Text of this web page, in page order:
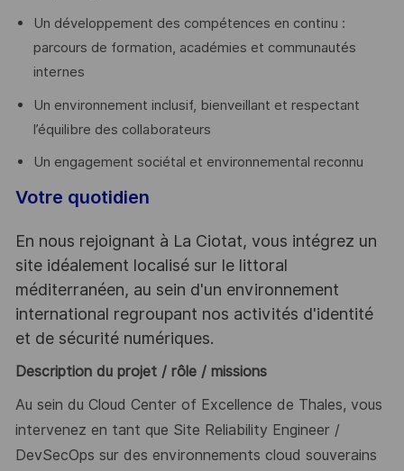
Un développement des compétences en continu :
parcours de formation, académies et communautés
internes
Un environnement inclusif, bienveillant et respectant
l’équilibre des collaborateurs
Un engagement sociétal et environnemental reconnu
Votre quotidien
En nous rejoignant à La Ciotat, vous intégrez un
site idéalement localisé sur le littoral
méditerranéen, au sein d'un environnement
international regroupant nos activités d'identité
et de sécurité numériques.
Description du projet / rôle / missions
Au sein du Cloud Center of Excellence de Thales, vous
intervenez en tant que Site Reliability Engineer /
DevSecOps sur des environnements cloud souverains